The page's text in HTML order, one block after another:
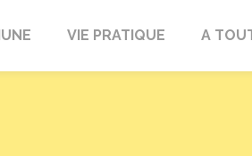
VIE PRATIQUE A